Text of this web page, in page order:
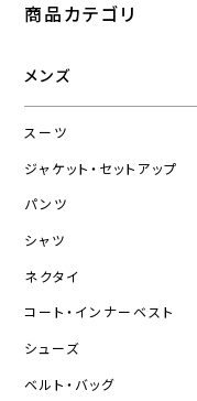
商品カテゴリ
メンズ
スーツ
ジャケット・セットアップ
パンツ
シャツ
ネクタイ
コート・インナーベスト
シューズ
ベルト・バッグ